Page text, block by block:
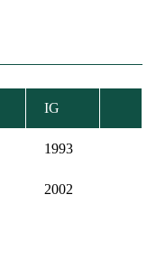
IG
1993
2002